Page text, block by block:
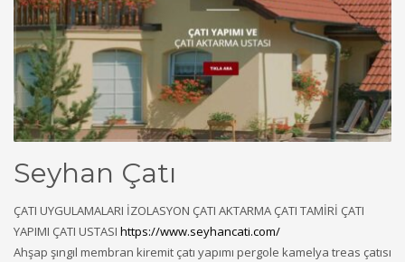
Seyhan Çatı
ÇATI UYGULAMALARI İZOLASYON ÇATI AKTARMA ÇATI TAMİRİ ÇATI
YAPIMI ÇATI USTASI https://www.seyhancati.com/
Ahşap şıngıl membran kiremit çatı yapımı pergole kamelya treas çatısı